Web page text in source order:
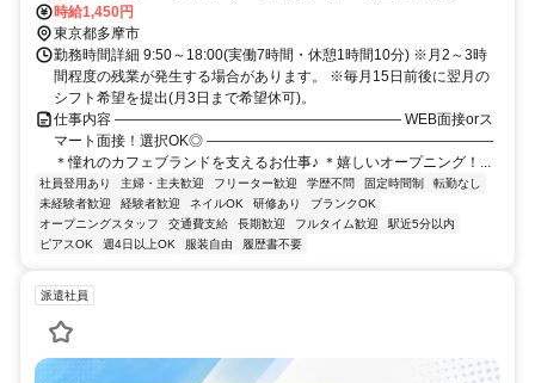
駅」「小田急多摩センター駅」徒歩7分
時給1,450円
東京都多摩市
勤務時間詳細 9:50～18:00(実働7時間・休憩1時間10分) ※月2～3時
間程度の残業が発生する場合があります。 ※毎月15日前後に翌月の
シフト希望を提出(月3日まで希望休可)。
仕事内容 ―――――――――――――――――――― WEB面接orス
マート面接！選択OK◎ ――――――――――――――――――――
＊憧れのカフェブランドを支えるお仕事♪ ＊嬉しいオープニング！...
社員登用あり 主婦・主夫歓迎 フリーター歓迎 学歴不問 固定時間制
転勤なし
未経験者歓迎
経験者歓迎 ネイルOK 研修あり
ブランクOK
オープニングスタッフ
交通費支給 長期歓迎 フルタイム歓迎
駅近5分以内
ピアスOK
週4日以上OK 服装自由 履歴書不要
派遣社員